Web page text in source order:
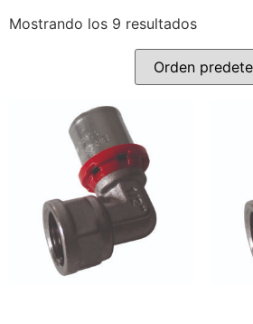
Mostrando los 9 resultados